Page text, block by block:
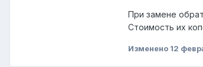
При замене
Стоимость их
Изменено 12